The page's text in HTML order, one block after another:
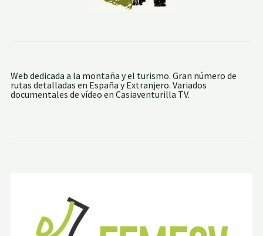
Web dedicada a la montaña y el turismo. Gran número de
rutas detalladas en España y Extranjero. Variados
documentales de vídeo en Casiaventurilla TV.